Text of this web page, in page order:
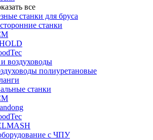
все
станки для бруса
станки
воздуховоды
полиуретановые
станки
с ЧПУ